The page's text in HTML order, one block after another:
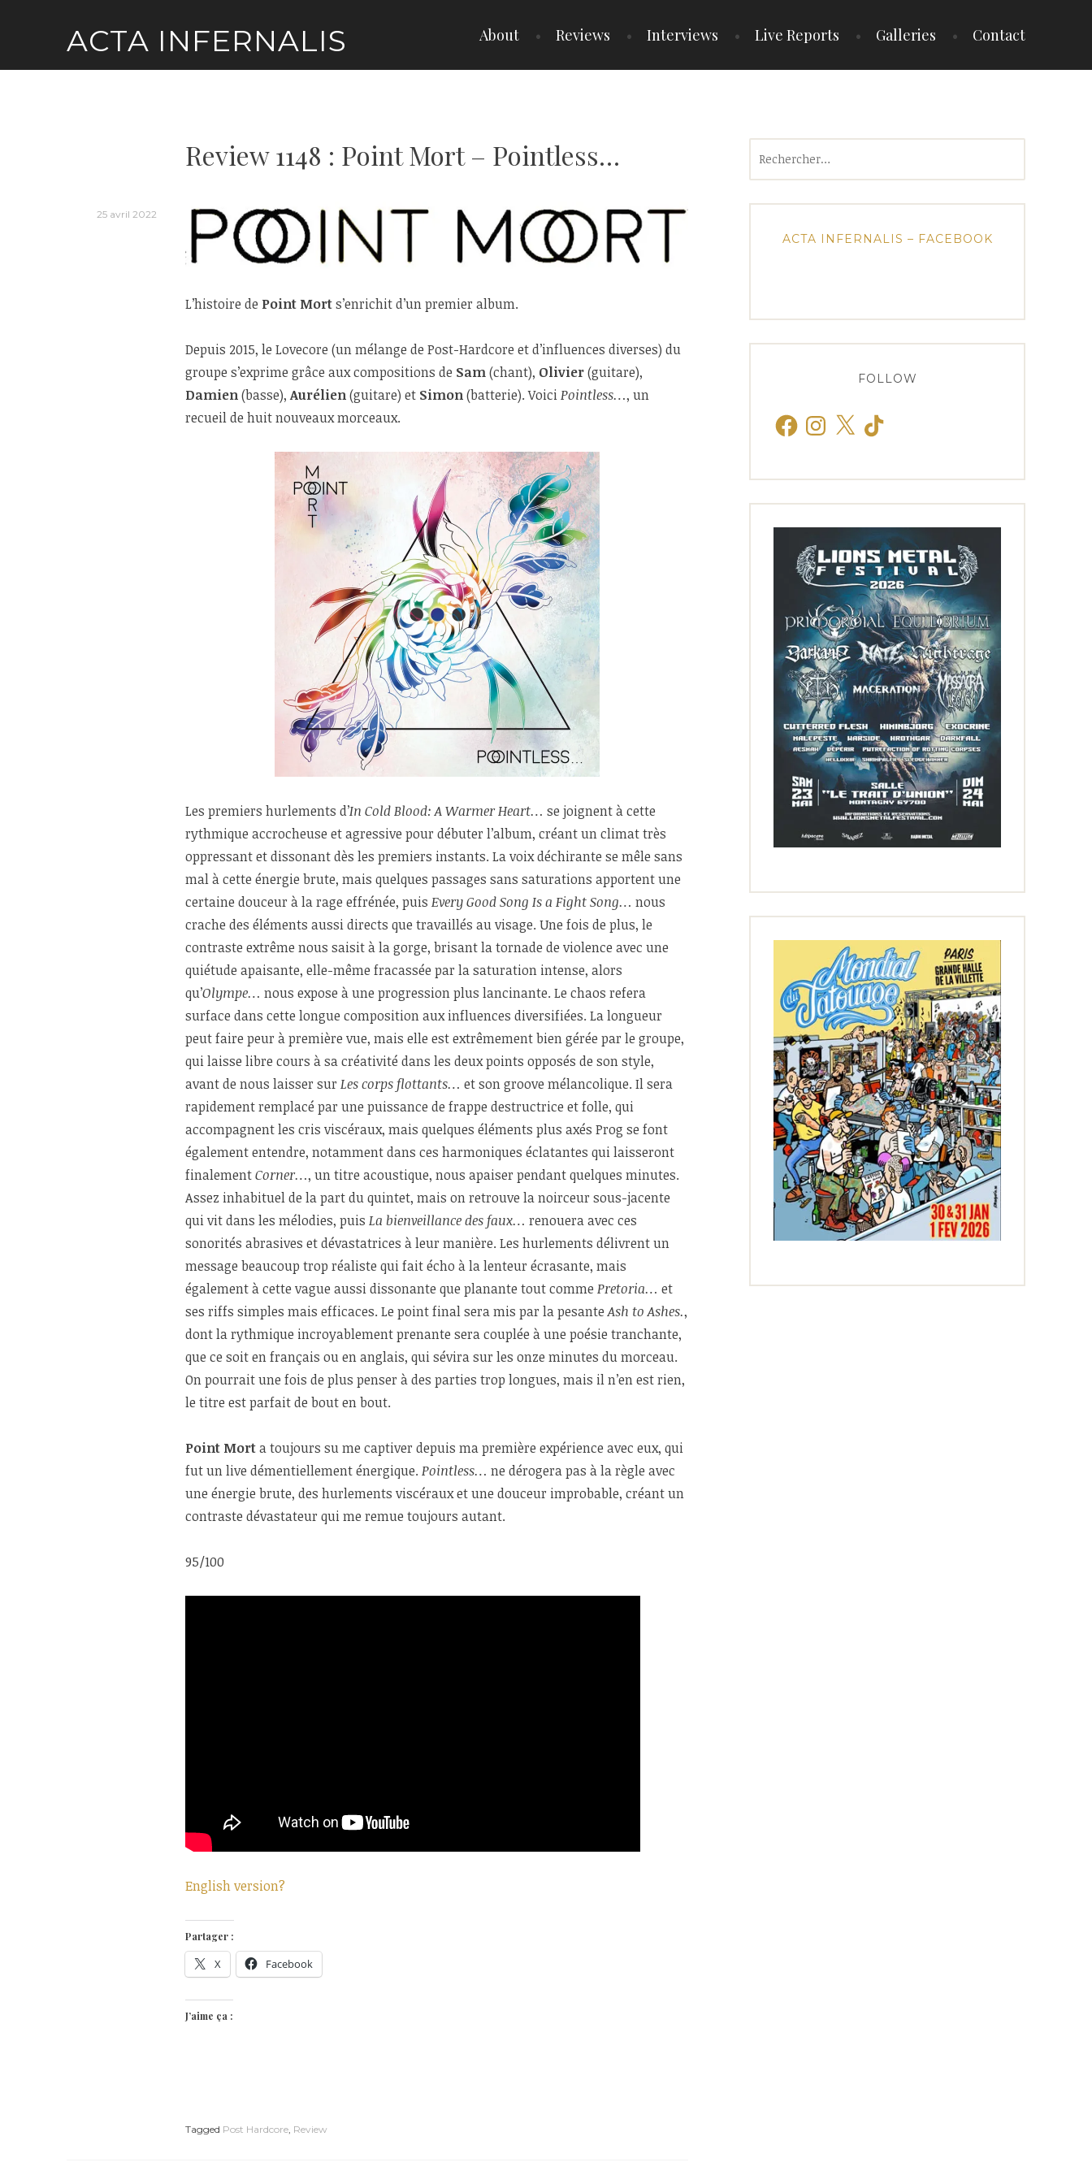
ACTA INFERNALIS About Reviews Interviews Live Reports Galleries Contact
Review 1148 : Point Mort – Pointless…
25 avril 2022
L’histoire de Point Morts’enrichit d’un premier album.
Depuis 2015, le Lovecore (un mélange de Post-Hardcore et d’influences diverses) du
groupe s’exprime grâce aux compositions de Sam(chant), Olivier(guitare),
Damien(basse),Aurélien(guitare) et Simon(batterie). VoiciPointless…, un
recueil de huit nouveaux morceaux.
Les premiers hurlements d’In Cold Blood: A Warmer Heart… se joignent à cette
rythmique accrocheuse et agressive pour débuter l’album, créant un climat très
oppressant et dissonant dès les premiers instants. La voix déchirante se mêle sans
mal à cette énergie brute, mais quelques passages sans saturations apportent une
certaine douceur à la rage effrénée, puis Every Good Song Is a Fight Song… nous
crache des éléments aussi directs que travaillés au visage. Une fois de plus, le
contraste extrême nous saisit à la gorge, brisant la tornade de violence avec une
quiétude apaisante, elle-même fracassée par la saturation intense, alors
qu’Olympe… nous expose à une progression plus lancinante. Le chaos refera
surface dans cette longue composition aux influences diversifiées. La longueur
peut faire peur à première vue, mais elle est extrêmement bien gérée par le groupe,
qui laisse libre cours à sa créativité dans les deux points opposés de son style,
avant de nous laisser sur Les corps flottants… et son groove mélancolique. Il sera
rapidement remplacé par une puissance de frappe destructrice et folle, qui
accompagnent les cris viscéraux, mais quelques éléments plus axés Prog se font
également entendre, notamment dans ces harmoniques éclatantes qui laisseront
finalementCorner…, un titre acoustique, nous apaiser pendant quelques minutes.
Assez inhabituel de la part du quintet, mais on retrouve la noirceur sous-jacente
qui vit dans les mélodies, puis La bienveillance des faux… renouera avec ces
sonorités abrasives et dévastatrices à leur manière. Les hurlements délivrent un
message beaucoup trop réaliste qui fait écho à la lenteur écrasante, mais
également à cette vague aussi dissonante que planante tout comme Pretoria… et
ses riffs simples mais efficaces. Le point final sera mis par la pesanteAsh to Ashes.,
dont la rythmique incroyablement prenante sera couplée à une poésie tranchante,
que ce soit en français ou en anglais, qui sévira sur les onze minutes du morceau.
On pourrait une fois de plus penser à des parties trop longues, mais il n’en est rien,
le titre est parfait de bout en bout.
Point Morta toujours su me captiver depuis ma première expérience avec eux, qui
fut un live démentiellement énergique. Pointless… ne dérogera pas à la règle avec
une énergie brute, des hurlements viscéraux et une douceur improbable, créant un
contraste dévastateur qui me remue toujours autant.
95/100
English version?
Partager :
X Facebook
J’aime ça :
Tagged Post Hardcore, Review
ACTA INFERNALIS – FACEBOOK
FOLLOW
FacebookInstagram
X TikTok